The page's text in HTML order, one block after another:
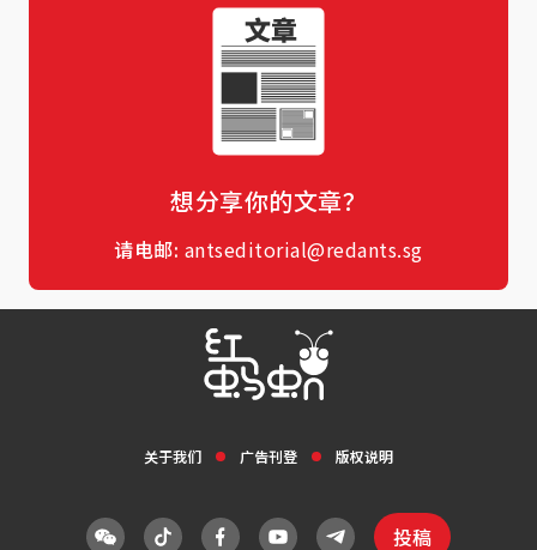
想分享你的文章？
请电邮: antseditorial@redants.sg
关于我们 广告刊登 版权说明
投稿